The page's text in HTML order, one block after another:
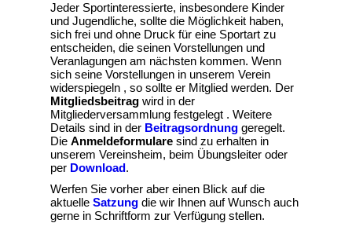
Jeder Sportinteressierte, insbesondere Kinder
und Jugendliche, sollte die Möglichkeit haben,
sich frei und ohne Druck für eine Sportart zu
entscheiden, die seinen Vorstellungen und
Veranlagungen am nächsten kommen. Wenn
sich seine Vorstellungen in unserem Verein
widerspiegeln , so sollte er Mitglied werden. Der
Mitgliedsbeitrag wird in der
Mitgliederversammlung festgelegt . Weitere
Details sind in der Beitragsordnung geregelt.
Die Anmeldeformulare sind zu erhalten in
unserem Vereinsheim, beim Übungsleiter oder
per Download.
Werfen Sie vorher aber einen Blick auf die
aktuelle Satzung die wir Ihnen auf Wunsch auch
gerne in Schriftform zur Verfügung stellen.